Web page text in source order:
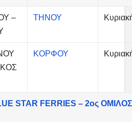
–
ΤΗΝΟΥ
ΚΟΡΦΟΥ
STAR FERRIES – 2ος